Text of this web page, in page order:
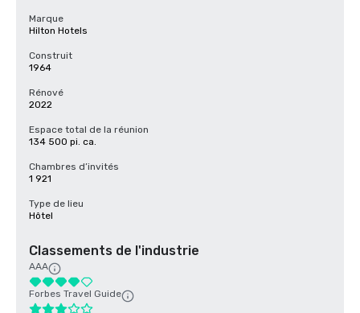
Marque
Hilton Hotels
Construit
1964
Rénové
2022
Espace total de la réunion
134 500 pi. ca.
Chambres d’invités
1 921
Type de lieu
Hôtel
Classements de l'industrie
AAA
Forbes Travel Guide